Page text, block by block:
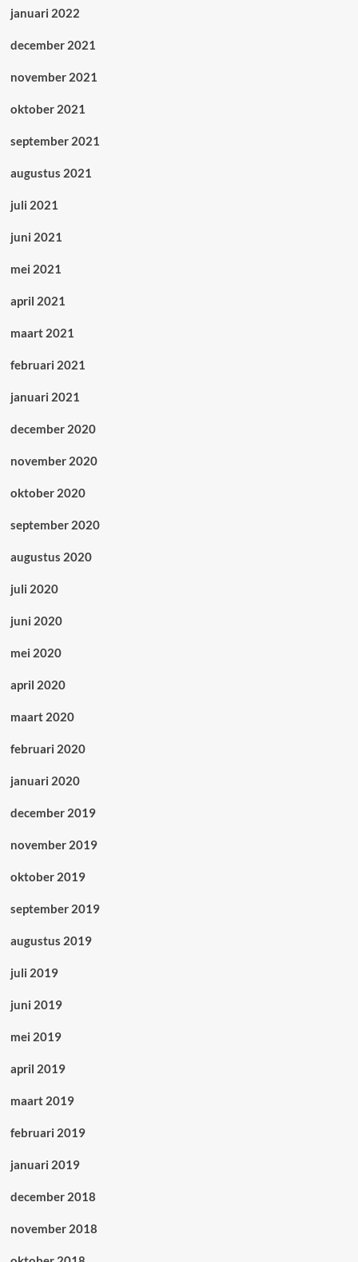
januari 2022
december 2021
november 2021
oktober 2021
september 2021
augustus 2021
juli 2021
juni 2021
mei 2021
april 2021
maart 2021
februari 2021
januari 2021
december 2020
november 2020
oktober 2020
september 2020
augustus 2020
juli 2020
juni 2020
mei 2020
april 2020
maart 2020
februari 2020
januari 2020
december 2019
november 2019
oktober 2019
september 2019
augustus 2019
juli 2019
juni 2019
mei 2019
april 2019
maart 2019
februari 2019
januari 2019
december 2018
november 2018